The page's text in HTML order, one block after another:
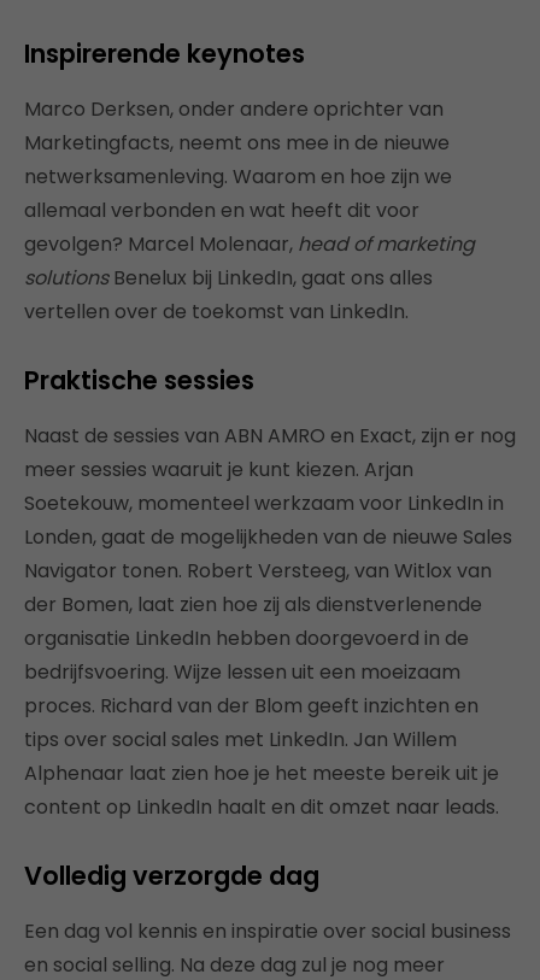
Inspirerende keynotes
Marco Derksen, onder andere oprichter van
Marketingfacts, neemt ons mee in de nieuwe
netwerksamenleving. Waarom en hoe zijn we
allemaal verbonden en wat heeft dit voor
gevolgen? Marcel Molenaar, head of marketing
solutionsBenelux bij LinkedIn, gaat ons alles
vertellen over de toekomst van LinkedIn.
Praktische sessies
Naast de sessies van ABN AMRO en Exact, zijn er nog
meer sessies waaruit je kunt kiezen. Arjan
Soetekouw, momenteel werkzaam voor LinkedIn in
Londen, gaat de mogelijkheden van de nieuwe Sales
Navigator tonen. Robert Versteeg, van Witlox van
der Bomen, laat zien hoe zij als dienstverlenende
organisatie LinkedIn hebben doorgevoerd in de
bedrijfsvoering. Wijze lessen uit een moeizaam
proces. Richard van der Blom geeft inzichten en
tips over social sales met LinkedIn. Jan Willem
Alphenaar laat zien hoe je het meeste bereik uit je
content op LinkedIn haalt en dit omzet naar leads.
Volledig verzorgde dag
Een dag vol kennis en inspiratie over social business
en social selling. Na deze dag zul je nog meer